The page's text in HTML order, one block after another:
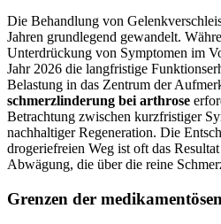
Die Behandlung von
Jahren grundlegend gewandelt.
Unterdrückung von Symptomen im
Jahr 2026 die langfristige
Belastung in das Zentrum der
schmerzlinderung bei arthrose
Betrachtung zwischen kurzfristiger
nachhaltiger Regeneration. Die
drogeriefreien Weg ist oft das
Abwägung, die über die reine
Grenzen der